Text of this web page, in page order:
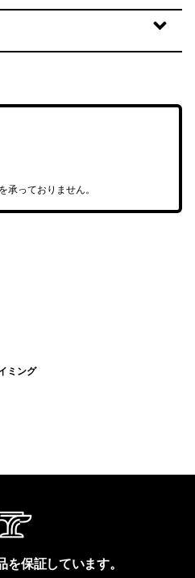
承っておりません。
ミング
保証しています。